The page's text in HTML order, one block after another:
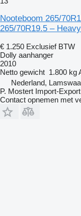
Nooteboom 265/
265/70R19.5 – Heavy
€ 1.250 Exclusief BTW
Dolly aanhanger
2010
Netto gewicht 1.800 kg
Nederland,
P. Mostert Import-
Contact opnemen met